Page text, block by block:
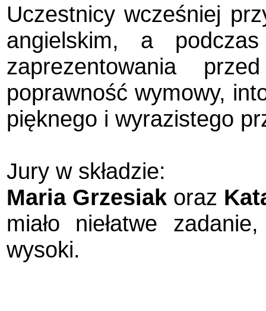
Uczestnicy wcześniej
angielskim, a
zaprezentowania
poprawność wymowy,
pięknego i wyrazistego
Jury w składzie:
Maria Grzesiak oraz
miało niełatwe
wysoki.